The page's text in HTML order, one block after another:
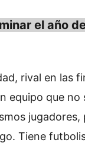
el año
rival en las
equipo que no
jugadores,
Tiene